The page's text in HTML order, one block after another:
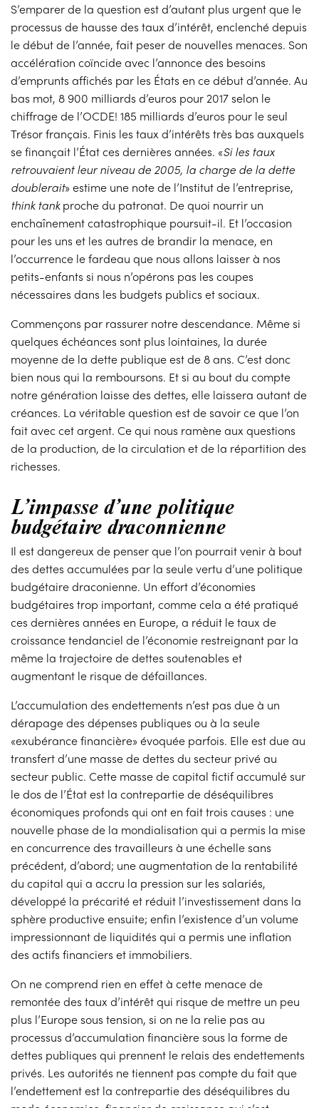
S’emparer de la question est d’autant plus urgent que le
processus de hausse des taux d’intérêt, enclenché depuis
le début de l’année, fait peser de nouvelles menaces. Son
accélération coïncide avec l’annonce des besoins
d’emprunts affichés par les États en ce début d’année. Au
bas mot, 8 900 milliards d’euros pour 2017 selon le
chiffrage de l’OCDE! 185 milliards d’euros pour le seul
Trésor français. Finis les taux d’intérêts très bas auxquels
se finançait l’État ces dernières années. «Si les taux
retrouvaient leur niveau de 2005, la charge de la dette
doublerait» estime une note de l’Institut de l’entreprise,
think tankproche du patronat. De quoi nourrir un
enchaînement catastrophique poursuit-il. Et l’occasion
pour les uns et les autres de brandir la menace, en
l’occurrence le fardeau que nous allons laisser à nos
petits-enfants si nous n’opérons pas les coupes
nécessaires dans les budgets publics et sociaux.
Commençons par rassurer notre descendance. Même si
quelques échéances sont plus lointaines, la durée
moyenne de la dette publique est de 8 ans. C’est donc
bien nous qui la remboursons. Et si au bout du compte
notre génération laisse des dettes, elle laissera autant de
créances. La véritable question est de savoir ce que l’on
fait avec cet argent. Ce qui nous ramène aux questions
de la production, de la circulation et de la répartition des
richesses.
L’impasse d’une politique
budgétaire draconnienne
Il est dangereux de penser que l’on pourrait venir à bout
des dettes accumulées par la seule vertu d’une politique
budgétaire draconienne. Un effort d’économies
budgétaires trop important, comme cela a été pratiqué
ces dernières années en Europe, a réduit le taux de
croissance tendanciel de l’économie restreignant par la
même la trajectoire de dettes soutenables et
augmentant le risque de défaillances.
L’accumulation des endettements n’est pas due à un
dérapage des dépenses publiques ou à la seule
«exubérance financière» évoquée parfois. Elle est due au
transfert d’une masse de dettes du secteur privé au
secteur public. Cette masse de capital fictif accumulé sur
le dos de l’État est la contrepartie de déséquilibres
économiques profonds qui ont en fait trois causes : une
nouvelle phase de la mondialisation qui a permis la mise
en concurrence des travailleurs à une échelle sans
précédent, d’abord; une augmentation de la rentabilité
du capital qui a accru la pression sur les salariés,
développé la précarité et réduit l’investissement dans la
sphère productive ensuite; enfin l’existence d’un volume
impressionnant de liquidités qui a permis une inflation
des actifs financiers et immobiliers.
On ne comprend rien en effet à cette menace de
remontée des taux d’intérêt qui risque de mettre un peu
plus l’Europe sous tension, si on ne la relie pas au
processus d’accumulation financière sous la forme de
dettes publiques qui prennent le relais des endettements
privés. Les autorités ne tiennent pas compte du fait que
l’endettement est la contrepartie des déséquilibres du